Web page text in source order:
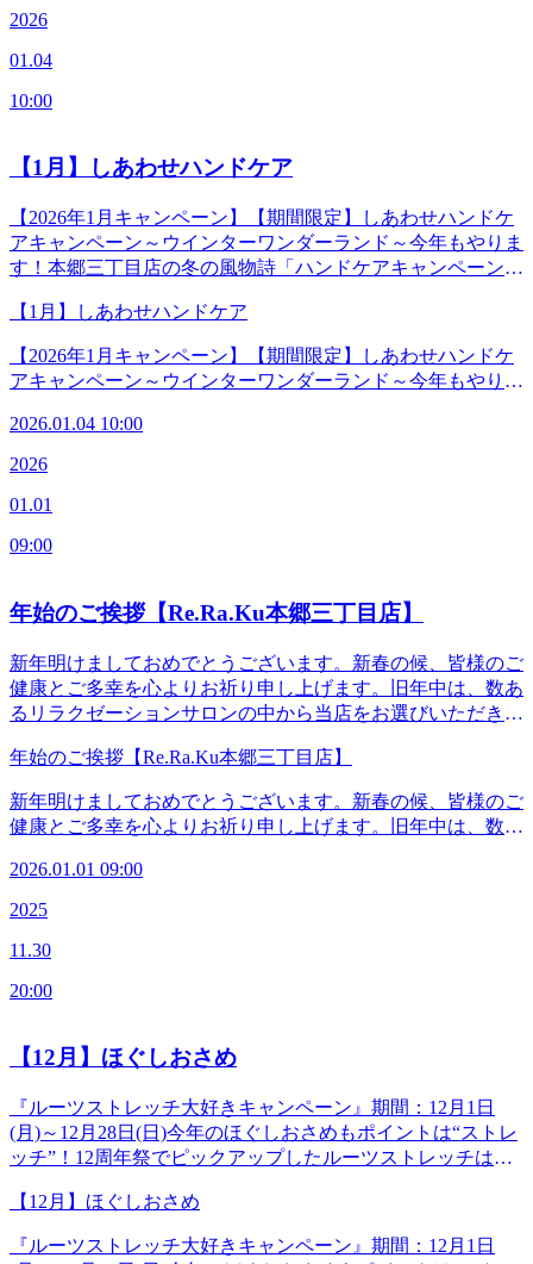
【東京メトロ丸の内線「本郷三丁目駅」本郷通り方面出口徒
3分】※御茶ノ水、湯島、水道橋、後楽園、春日、上野から
も便利です。◆―――――――◆―――――――◆
ペーンでは、後頭部と首をあたためるネックホットピローと
年の春を気持ちよく過ごすために、ぜひお試しください。
&lt;単品コース&gt;※単品予約可『春バテ対策グレードアッ
見草ゆみめぐさ』100分コース リラク系ボディケア70分+春
(税込)★『挿頭草かざしぐさ』70分コース リラク系ボディケ
ア40分+春バテグレードアップヘッドスパ30分 特別価格
11,550円(税込) ◆―――――――◆―――――――◆【マッ
サージよりも気持ちがいい！ 肩甲骨ストレッチ】Re.Ra.Ku
本郷三丁目店＜電話番号＞03-3830-0160＜住所＞〒113-0033
東京都文京区本郷2-27-17＜営業時間＞平日 12:00-21:00（最
終受付20:20)土日祝 11:00-20:00（最終受付19:20）＜アクセ
口徒歩2分】【都営地下鉄大江戸線「本郷三丁目駅」2番出口
からも便利です。◆―――――――◆―――――――◆
バテとは ／3月～4月は寒暖差が激しく気圧変動も多い季節
ど)によるストレスも重なり自律神経が乱れて心身に不調が
スパ”は首や頭、顔周りをじっくりとほぐし、深いリラック
ペーンでは、後頭部と首をあたためるネックホットピローと
本郷三丁目店スタッフが選んだ春にオススメの香り付き♪今
年の春を気持ちよく過ごすために、ぜひお試しください。
&lt;単品コース&gt;※単品予約可『春バテ対策グレードアッ
プヘッドスパ30分』 6,160円(税込)&lt;セットコース&gt;※
見草ゆみめぐさ』100分コース リラク系ボディケア70分+春
(税込)★『挿頭草かざしぐさ』70分コース リラク系ボディケ
ア40分+春バテグレードアップヘッドスパ30分 特別価格
サージよりも気持ちがいい！ 肩甲骨ストレッチ】Re.Ra.Ku
本郷三丁目店＜電話番号＞03-3830-0160＜住所＞〒113-0033
終受付20:20)土日祝 11:00-20:00（最終受付19:20）＜アクセ
ス＞【東京メトロ丸の内線「本郷三丁目駅」本郷通り方面出
からも便利です。◆―――――――◆―――――――◆
2026
01.04
10:00
【1月】しあわせハンドケア
【2026年1月キャンペーン】【期間限定】しあわせハンドケ
アキャンペーン～ウインターワンダーランド～今年もやりま
す！本郷三丁目店の冬の風物詩「ハンドケアキャンペーン」
は、クリームの“香り”にこだわりました。スタッフみんなで
心を込めて選んだ香りのクリームが、手肌にぬくもりと癒し
を届けます。寒い季節のお疲れに、やさしい魔法をかけるよ
うなひとときを。この冬、当店があなたの“ワンダーラン
ド”になりますように。♪特別価格のセットコース♪♪100分コ
＋しあわせハンドケア30分♪70分コース 特別価格11,000円
30分&lt;単品&gt;※ボディケアまたはフットケアとセットで
受けられます。♪『しあわせハンドケア』 5,390円(税込)※し
選びいただけます。さらに、ホットショルダーピロー付き。
アしていきます。◆―――――――◆―――――――◆【マ
ッサージよりも気持ちがいい！ 肩甲骨ストレッチ】
Re.Ra.Ku 本郷三丁目店＜電話番号＞03-3830-0160＜住所＞〒
113-0033東京都文京区本郷2-27-17＜営業時間＞平日 12:00-
21:00（最終受付20:20)土日祝 11:00-20:00（最終受付19:20）
＜アクセス＞【東京メトロ丸の内線「本郷三丁目駅」本郷通
り方面出口徒歩2分】【都営地下鉄大江戸線「本郷三丁目
駅」2番出口徒歩3分】※御茶ノ水、湯島、水道橋、後楽園、
春日、上野からも便利です。
【1月】しあわせハンドケア
【2026年1月キャンペーン】【期間限定】しあわせハンドケ
アキャンペーン～ウインターワンダーランド～今年もやりま
冬の本郷三丁目店に、今年も“しあわせ”が届きました。1月
は、クリームの“香り”にこだわりました。スタッフみんなで
を届けます。寒い季節のお疲れに、やさしい魔法をかけるよ
ド”になりますように。♪特別価格のセットコース♪♪100分コ
＋しあわせハンドケア30分♪70分コース 特別価格11,000円
（税込） →リラク系ボディケア40分＋しあわせハンドケア
30分&lt;単品&gt;※ボディケアまたはフットケアとセットで
受けられます。♪『しあわせハンドケア』 5,390円(税込)※し
あわせハンドケア30分について※施術は、こだわりのクリー
選びいただけます。さらに、ホットショルダーピロー付き。
アしていきます。◆―――――――◆―――――――◆【マ
ッサージよりも気持ちがいい！ 肩甲骨ストレッチ】
113-0033東京都文京区本郷2-27-17＜営業時間＞平日 12:00-
21:00（最終受付20:20)土日祝 11:00-20:00（最終受付19:20）
り方面出口徒歩2分】【都営地下鉄大江戸線「本郷三丁目
駅」2番出口徒歩3分】※御茶ノ水、湯島、水道橋、後楽園、
春日、上野からも便利です。
2026.01.04 10:00
2026
01.01
09:00
年始のご挨拶【Re.Ra.Ku本郷三丁目店】
新年明けましておめでとうございます。新春の候、皆様のご
健康とご多幸を心よりお祈り申し上げます。旧年中は、数あ
るリラクゼーションサロンの中から当店をお選びいただき、
ご来店くださるお客様から、新たにご縁をいただいたお客様
まで、皆様に支えられていることを改めて深く感謝申し上げ
ます。本年も施術の質はもちろん、空間づくりや接客の細や
かさにも一層心を配り、皆様に快適にお過ごしいただけるよ
う努めて参ります。2026年1月4日(日) 午前11時より通常営業
ております。本年も皆様にとって安らぎに満ちた一年となり
年始のご挨拶【Re.Ra.Ku本郷三丁目店】
新年明けましておめでとうございます。新春の候、皆様のご
健康とご多幸を心よりお祈り申し上げます。旧年中は、数あ
足をお運びくださり、厚く御礼申し上げます。長きにわたり
ご来店くださるお客様から、新たにご縁をいただいたお客様
ます。本年も施術の質はもちろん、空間づくりや接客の細や
う努めて参ります。2026年1月4日(日) 午前11時より通常営業
ております。本年も皆様にとって安らぎに満ちた一年となり
ますよう祈念いたします。Re.Ra.Ku本郷三丁目店店主
2026.01.01 09:00
2025
11.30
20:00
【12月】ほぐしおさめ
『ルーツストレッチ大好きキャンペーン』期間：12月1日
(月)～12月28日(日)今年のほぐしおさめもポイントは“ストレ
ッチ”！12周年祭でピックアップしたルーツストレッチはい
と。股関節の動作パターンに基づく可動域を広げるためのス
トレッチが特徴です。実際ストレッチを受けた方からは「普
段自分で動かしづらい箇所のストレッチだから、こんなとこ
【12月】ほぐしおさめ
『ルーツストレッチ大好きキャンペーン』期間：12月1日